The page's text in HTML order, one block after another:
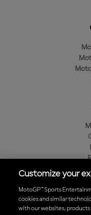
Baixe o
Customize your
MotoGP™ Sports
cookies and similar
with our websites, products